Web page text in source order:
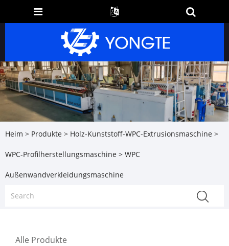
Heim > Produkte > Holz-Kunststoff-WPC-Extrusionsmaschine >
WPC-Profilherstellungsmaschine > WPC
Außenwandverkleidungsmaschine
Alle Produkte